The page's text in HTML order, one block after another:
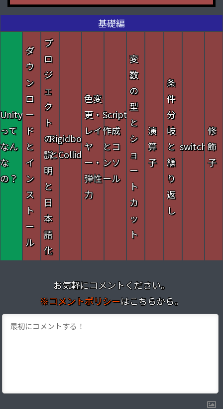
基礎編
Unity
って
なん
な
の？
ダ
ウ
ン
ロ
ー
ド
と
イ
ン
ス
ト
ー
ル
プ
ロ
ジ
ェ
ク
ト
の
説
明
と
日
本
語
化
Rigidbody
とCollider
色変
更・
レイ
ヤ
ー・
弾性
力
Script
作成
とコ
ンソ
ール
変
数
の
型
と
シ
ョ
ー
ト
カ
ッ
ト
演
算
子
条
件
分
岐
と
繰
り
返
し
switch
修
飾
子
お気軽にコメントください。
※コメントポリシーはこちらから。